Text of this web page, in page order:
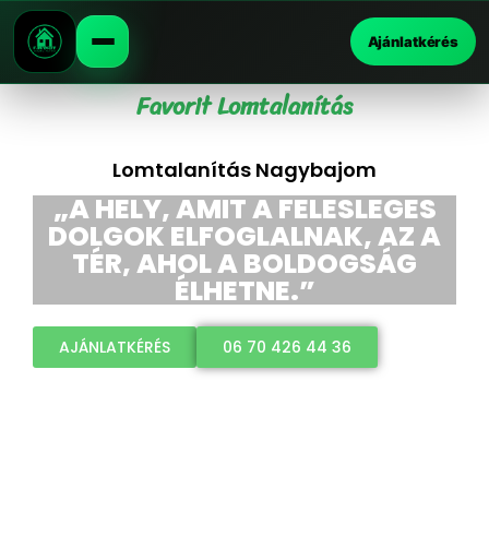
Ajánlatkérés
Favorit Lomtalanítás
Lomtalanítás Nagybajom
„A HELY, AMIT A FELESLEGES
DOLGOK ELFOGLALNAK, AZ A
TÉR, AHOL A BOLDOGSÁG
ÉLHETNE.”
AJÁNLATKÉRÉS 06 70 426 44 36